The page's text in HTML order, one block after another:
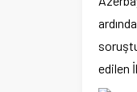
edilen